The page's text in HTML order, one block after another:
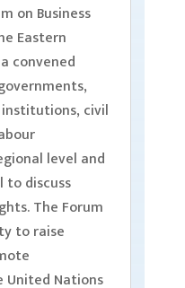
on Business
Eastern
convened
civil
level and
discuss
The Forum
to raise
Nations